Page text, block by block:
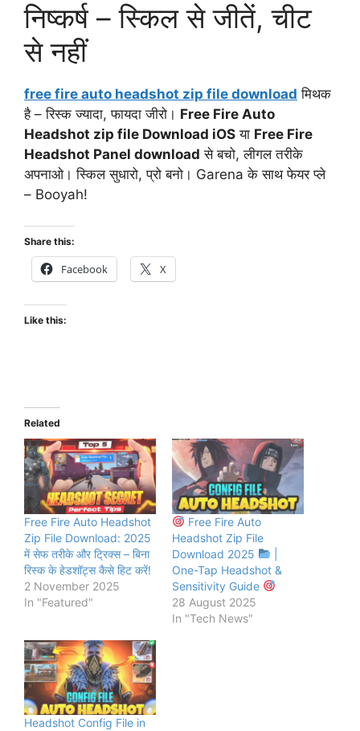
निष्कर्ष – स्किल से जीतें, चीट
से नहीं
free fire auto headshot zip file download मिथक
है – रिस्क ज्यादा, फायदा जीरो। Free Fire Auto
Headshot zip file Download iOS या Free Fire
Headshot Panel download से बचो, लीगल तरीके
अपनाओ। स्किल सुधारो, प्रो बनो। Garena के साथ फेयर प्ले
– Booyah!
Share this:
Facebook X
Like this:
Related
Free Fire Auto Headshot
Zip File Download: 2025
में सेफ तरीके और ट्रिक्स – बिना
रिस्क के हेडशॉट्स कैसे हिट करें!
2 November 2025
In "Featured"
Free Fire Auto
Headshot Zip File
Download 2025
One-Tap Headshot &
Sensitivity Guide
28 August 2025
In "Tech News"
Headshot Config File in